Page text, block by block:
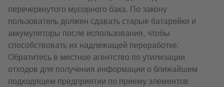
перечеркнутого мусорного бака. По закону
пользователь должен сдавать старые батарейки и
аккумуляторы после использования, чтобы
способствовать их надлежащей переработке.
Обратитесь в местное агентство по утилизации
отходов для получения информации о ближайшем
подходящем предприятии по приему элементов